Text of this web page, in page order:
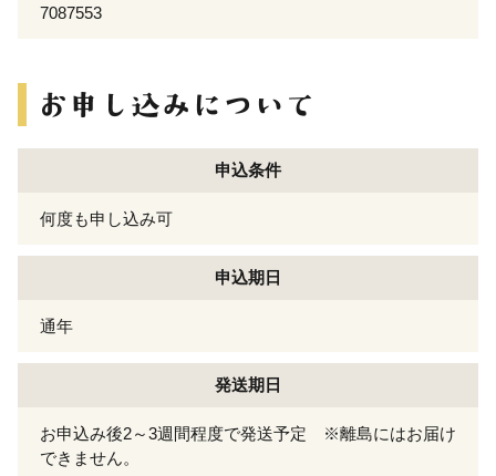
7087553
申込条件
何度も申し込み可
申込期日
通年
発送期日
お申込み後2～3週間程度で発送予定 ※離島にはお届け
できません。